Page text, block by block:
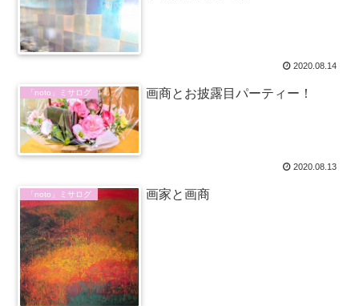
2020.08.14
「noto」ミサログ 画商とお披露目パーティー！
2020.08.13
「noto」ミサログ 画家と画商